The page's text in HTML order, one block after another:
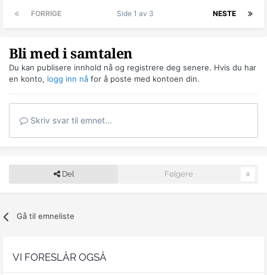
FORRIGE NESTE
Side 1 av 3
Bli med i samtalen
Du kan publisere innhold nå og registrere deg senere. Hvis du har
en konto, logg inn nå for å poste med kontoen din.
Skriv svar til emnet...
Del Følgere 0
Gå til emneliste
VI FORESLÅR OGSÅ